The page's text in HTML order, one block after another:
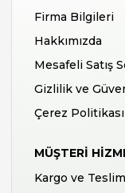
Firma Bilgileri
Hakkımızda
Mesafeli Satış
Gizlilik ve
Çerez Politikası
MÜŞTERI
Kargo ve